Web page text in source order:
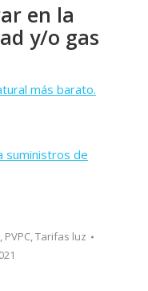
en la
y/o gas
más barato.
suministros de
, PVPC,Tarifas luz